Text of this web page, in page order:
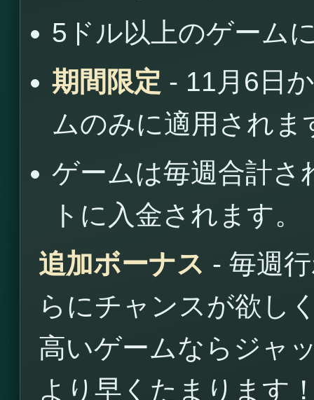
5ドル以上のゲーム
期間限定 - 11月6日
ムのみに適用されま
ゲームは毎週合計さ
トに入金されます。
追加ボーナス - 毎週
らにチャンスが欲し
高いゲームならジャ
より早くたまります